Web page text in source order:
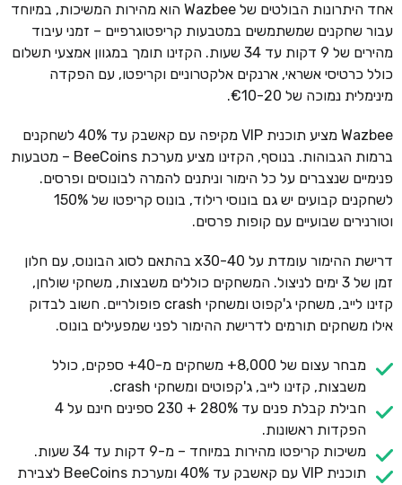
אחד היתרונות הבולטים של Wazbee הוא מהירות המשיכות, במיוחד
עבור שחקנים שמשתמשים במטבעות קריפטוגרפיים – זמני עיבוד
מהירים של 9 דקות עד 34 שעות. הקזינו תומך במגוון אמצעי תשלום
כולל כרטיסי אשראי, ארנקים אלקטרוניים וקריפטו, עם הפקדה
מינימלית נמוכה של €10-20.
Wazbee מציע תוכנית VIP מקיפה עם קאשבק עד 40% לשחקנים
ברמות הגבוהות. בנוסף, הקזינו מציע מערכת BeeCoins – מטבעות
פנימיים שנצברים על כל הימור וניתנים להמרה לבונוסים ופרסים.
לשחקנים קבועים יש גם בונוסי רילוד, בונוס קריפטו של 150%
וטורנירים שבועיים עם קופות פרסים.
דרישת ההימור עומדת על x30-40 בהתאם לסוג הבונוס, עם חלון
זמן של 3 ימים לניצול. המשחקים כוללים משבצות, משחקי שולחן,
קזינו לייב, משחקי ג'קפוט ומשחקי crash פופולריים. חשוב לבדוק
אילו משחקים תורמים לדרישת ההימור לפני שמפעילים בונוס.
מבחר עצום של 8,000+ משחקים מ-40+ ספקים, כולל
משבצות, קזינו לייב, ג'קפוטים ומשחקי crash.
חבילת קבלת פנים עד 280% + 230 ספינים חינם על 4
הפקדות ראשונות.
משיכות קריפטו מהירות במיוחד – מ-9 דקות עד 34 שעות.
תוכנית VIP עם קאשבק עד 40% ומערכת BeeCoins לצבירת